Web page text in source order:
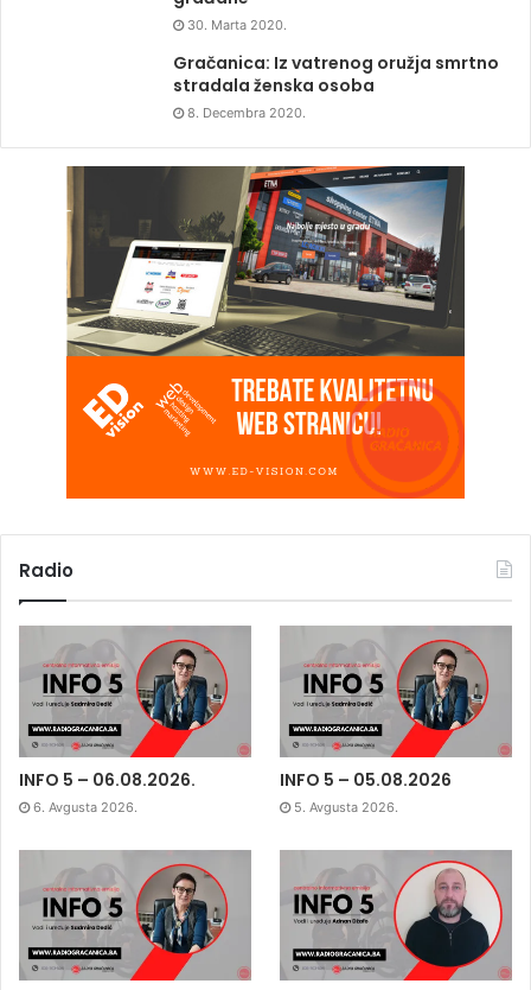
30. Marta 2020.
Gračanica: Iz vatrenog oružja smrtno
stradala ženska osoba
8. Decembra 2020.
Radio
INFO 5 – 06.08.2026.
6. Avgusta 2026.
INFO 5 – 05.08.2026
5. Avgusta 2026.